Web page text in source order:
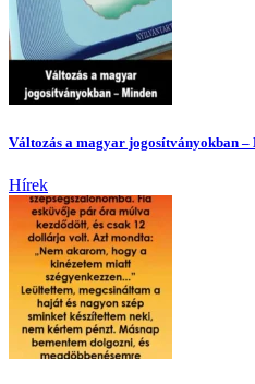
Változás a magyar jogosítványokban
Hírek